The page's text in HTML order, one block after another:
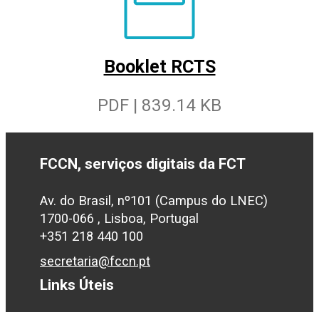
Booklet RCTS
PDF | 839.14 KB
FCCN, serviços digitais da FCT
Av. do Brasil, nº101 (Campus do LNEC)
1700-066 , Lisboa, Portugal
+351 218 440 100
secretaria@fccn.pt
Links Úteis